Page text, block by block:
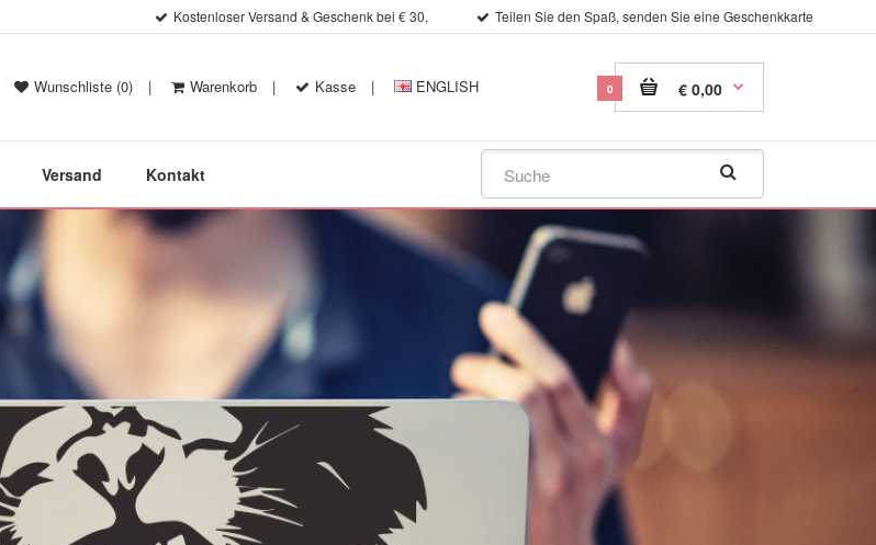
Kostenloser Versand & Geschenk bei € 30, Teilen Sie den Spaß, senden Sie eine Geschenkkarte
0 € 0,00
Wunschliste (0) | Warenkorb | Kasse | ENGLISH
Versand Kontakt